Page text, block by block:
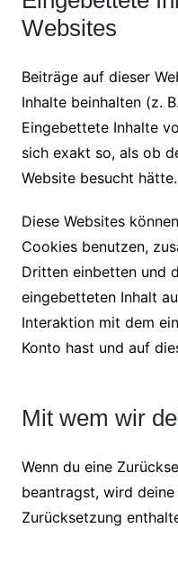
Websites
Beiträge auf dieser
Inhalte beinhalten (z.
Eingebettete Inhalte
sich exakt so, als ob
Website besucht hätte.
Diese Websites
Cookies benutzen,
Dritten einbetten und
eingebetteten Inhalt
Interaktion mit dem
Konto hast und auf
Mit wem wir
Wenn du eine
beantragst, wird
Zurücksetzung